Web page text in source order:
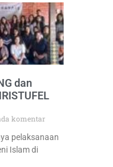
dan
komentar
pelaksanaan
Islam di